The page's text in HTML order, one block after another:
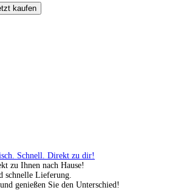
kaufen
zu Ihnen nach Hause!
schnelle Lieferung.
genießen Sie den Unterschied!